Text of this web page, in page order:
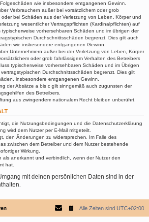
wie insbesondere entgangenen Gewinn.
Verbrauchern außer bei vorsätzlichem oder grob
oder bei Schäden aus der Verletzung von Leben, Körper und
wesentlicher Vertragspflichten (Kardinalpflichten) auf
typischerweise vorhersehbaren Schäden und im übrigen der
Durchschnittsschäden begrenzt. Dies gilt auch
wie insbesondere entgangenen Gewinn.
Unternehmern außer bei der Verletzung von Leben, Körper
oder grob fahrlässigem Verhalten des Betreibers
typischerweise vorhersehbaren Schäden und im Übrigen
Durchschnittsschäden begrenzt. Dies gilt
insbesondere entgangenen Gewinn.
der Absätze a bis c gilt sinngemäß auch zugunsten der
des Betreibers.
aus zwingendem nationalem Recht bleiben unberührt.
die Nutzungsbedingungen und die Datenschutzerklärung
wird dem Nutzer per E-Mail mitgeteilt.
den Änderungen zu widersprechen. Im Falle des
zwischen dem Betreiber und dem Nutzer bestehende
Wirkung.
als anerkannt und verbindlich, wenn der Nutzer den
hat.
mit deinen persönlichen Daten sind in der
Alle Zeiten sind UTC+02:00